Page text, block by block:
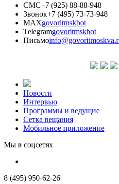
СМС+7 (925) 88-88-948
Звонок+7 (495) 73-73-948
MAXgovoritmskbot
Telegramgovoritmskbot
Письмо
Новости
Интервью
Программы и ведущие
Сетка вещания
Мобильное приложение
Мы в соцсетях
8 (495) 950-62-26